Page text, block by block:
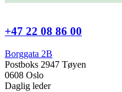
+47 22 08 86 00
Borggata 2B
Postboks 2947 Tøyen
0608 Oslo
Daglig leder